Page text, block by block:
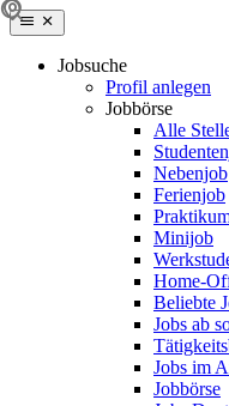
Jobsuche
Profil anlegen
Jobbörse
Alle
Nebenjob
Ferienjob
Minijob
Home-
Beliebte
Jobs ab
Jobs im
Jobbörse